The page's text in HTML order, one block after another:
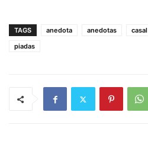
TAGS anedota anedotas casal
piadas